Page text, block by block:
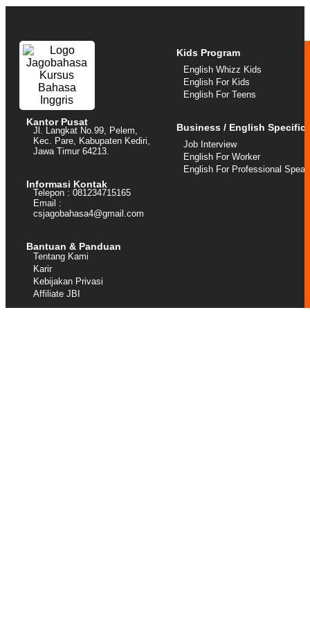
Kantor Pusat
Jl. Langkat No.99, Pelem,
Kec. Pare, Kabupaten Kediri,
Jawa Timur 64213.
Informasi Kontak
Telepon : 081234715165
Email :
csjagobahasa4@gmail.com
Bantuan & Panduan
Tentang Kami
Karir
Kebijakan Privasi
Affiliate JBI
Kids Program
English Whizz Kids
English For Kids
English For Teens
Business / English Specific
Job Interview
English For Worker
English For Professional